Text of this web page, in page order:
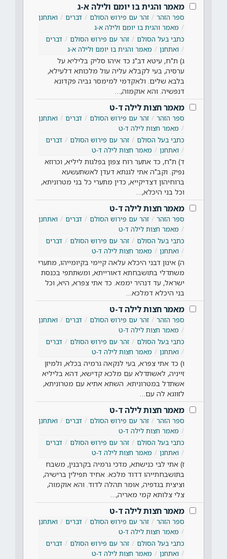
מאמר והגית בו יומם ולילה א-ג
ספר הזהר זהר עם פירוש הסולם דברים
ואתחנן
מאמר והגית בו יומם ולילה א-ג
כתבי בעל הסולם
זהר עם פירוש הסולם
דברים
ואתחנן
מאמר והגית בו יומם ולילה א-ג
ג) ת"ח, עיטא דב"נ כד איהו סליק בליליא על
ערסיה, בעי לקבלא עליה עול מלכותא דלעילא,
בלבא שלים. ולאקדמי למימסר גביה פקדונא
דנפשיה. והא אוקמוה,…
מאמר חצות לילה ד-ט
ספר הזהר זהר עם פירוש הסולם דברים
ואתחנן
מאמר חצות לילה ד-ט
כתבי בעל הסולם
זהר עם פירוש הסולם
דברים
ואתחנן
מאמר חצות לילה ד-ט
ד) ת"ח, כד אתער רוח צפון בפלגות ליליא, וכרוזא
נפיק. וקב"ה אתי לגנתא דעדן לאשתעשעא
ברוחיהון דצדיקייא, כדין מתערי כל בני מטרוניתא,
וכל בני היכלא,…
מאמר חצות לילה ד-ט
ספר הזהר זהר עם פירוש הסולם דברים
ואתחנן
מאמר חצות לילה ד-ט
כתבי בעל הסולם
זהר עם פירוש הסולם
דברים
ואתחנן
מאמר חצות לילה ד-ט
ה) אינון דבני היכלא עלאה קיימי בקיומייהו, מתערי
משתדלי בתושבחתא דאורייתא, ומשתתפי בכנסת
ישראל, עד דנהיר יממא. כד אתי צפרא, היא, וכל
בני היכלא דמלכא…
מאמר חצות לילה ד-ט
ספר הזהר זהר עם פירוש הסולם דברים
ואתחנן
מאמר חצות לילה ד-ט
כתבי בעל הסולם
זהר עם פירוש הסולם
דברים
ואתחנן
מאמר חצות לילה ד-ט
ו) כד אתי צפרא, בעי לנקאה גרמיה בכלא, ולמיזן
זייניה, לאשתדלא עם מלכא קדישא, דהא בליליא
אשתדל במטרוניתא. השתא אתיא עם מטרוניתא,
לזווגא לה עם…
מאמר חצות לילה ד-ט
ספר הזהר זהר עם פירוש הסולם דברים
ואתחנן
מאמר חצות לילה ד-ט
כתבי בעל הסולם
זהר עם פירוש הסולם
דברים
ואתחנן
מאמר חצות לילה ד-ט
ז) אתי לבי כנישתא, מדכי גרמיה בקרבנין, משבח
בתושבחתייהו דדוד מלכא. אחיד תפילין ברישיה,
וציצית בגדפיה, אומר תהלה לדוד. והא אוקמוה,
צלי צלותא קמי מאריה,…
מאמר חצות לילה ד-ט
ספר הזהר זהר עם פירוש הסולם דברים
ואתחנן
מאמר חצות לילה ד-ט
כתבי בעל הסולם
זהר עם פירוש הסולם
דברים
ואתחנן
מאמר חצות לילה ד-ט